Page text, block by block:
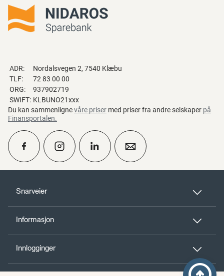
Snarveier
Informasjon
Innlogginger
ADR:
Nordalsvegen 2, 7540 Klæbu
TLF:
72 83 00 00
ORG:
937902719
SWIFT: KLBUNO21xxx
Du kan sammenlignevåre priser med priser fra andre selskaper på
Finansportalen.
Bli kunde
person_add
Til toppen